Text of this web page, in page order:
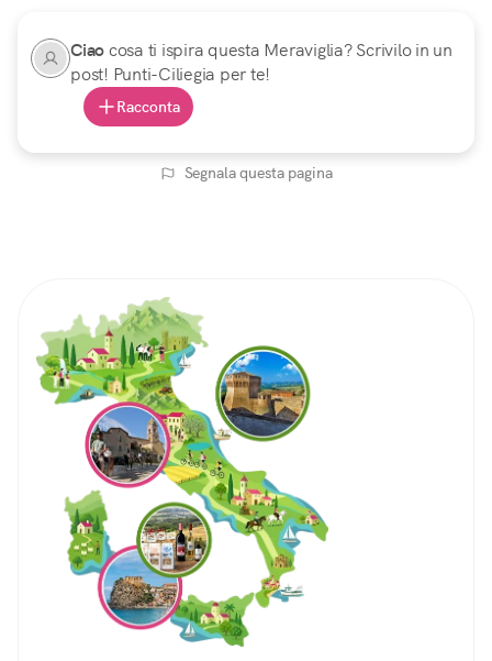
Ciaocosa ti ispira questa Meraviglia? Scrivilo in un
post! Punti-Ciliegia per te!
Racconta
Segnala questa pagina